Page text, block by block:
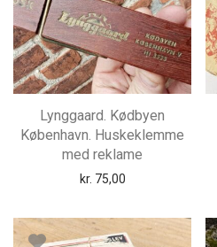
Lynggaard. Kødbyen
København. Huskeklemme
med reklame
kr. 75,00